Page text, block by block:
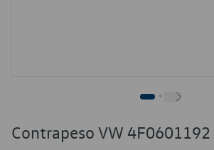
Contrapeso VW 4F0601192